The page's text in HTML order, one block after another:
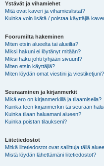
Ystävät ja vihamiehet
Mitä ovat kaveri ja vihamieslistat?
Kuinka voin lisätä / poistaa käyttäjiä
Foorumilta hakeminen
Miten etsin alueelta tai alueilta?
Miksi hakuni ei löytänyt mitään?
Miksi haku johti tyhjään sivuun!?
Miten etsin käyttäjiä?
Miten löydän omat viestini ja viestiketjuni?
Seuraaminen ja kirjanmerkit
Mikä ero on kirjanmerkillä ja tilaamisella?
Kuinka teen kirjanmerkin tai seuraan
Kuinka tilaan haluamani alueen?
Kuinka poistan tilaukseni?
Liitetiedostot
Mitkä liitetiedostot ovat sallittuja tällä
Mistä löydän lähettämäni liitetiedostot?